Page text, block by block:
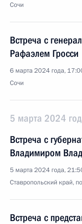
Сочи
Встреча с
Рафаэлем Гросси
6 марта 2024 года,
Сочи
5 марта 2024
Встреча с
Владимиром
5 марта 2024 года,
Ставропольский край,
Встреча с